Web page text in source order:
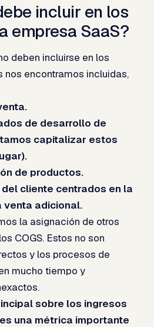
incluir en los
empresa SaaS?​
deben incluirse en los
nos encontramos incluidas,
de desarrollo de
capitalizar estos
de productos.
cliente centrados en la
venta adicional.
la asignación de otros
COGS. Estos no son
y los procesos de
mucho tiempo y
sobre los ingresos
una métrica importante